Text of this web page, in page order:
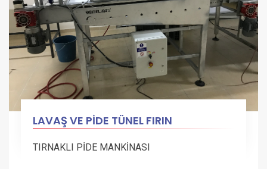
LAVAŞ VE PİDE TÜNEL FIRIN
TIRNAKLI PİDE MANKİNASI